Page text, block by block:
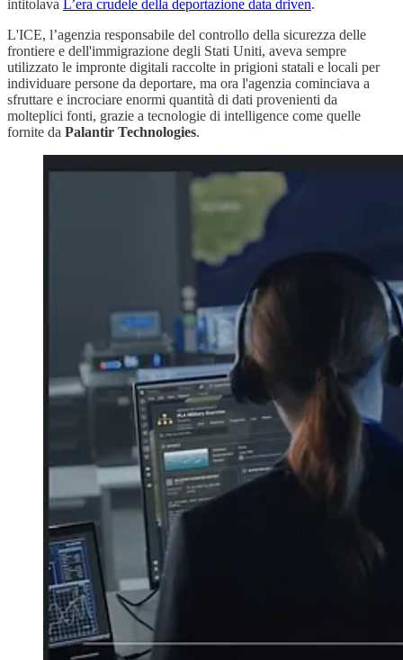
intitolava L’era crudele della deportazione data driven.
L'ICE, l’agenzia responsabile del controllo della sicurezza delle
frontiere e dell'immigrazione degli Stati Uniti, aveva sempre
utilizzato le impronte digitali raccolte in prigioni statali e locali per
individuare persone da deportare, ma ora l'agenzia cominciava a
sfruttare e incrociare enormi quantità di dati provenienti da
molteplici fonti, grazie a tecnologie di intelligence come quelle
fornite da Palantir Technologies.